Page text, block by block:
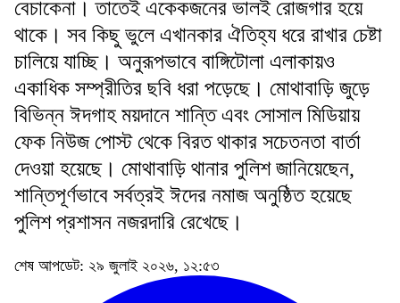
বেচাকেনা। তাতেই একেকজনের ভালই রোজগার হয়ে
থাকে। সব কিছু ভুলে এখানকার ঐতিহ্য ধরে রাখার চেষ্টা
চালিয়ে যাচ্ছি। অনুরূপভাবে বাঙ্গিটোলা এলাকায়ও
একাধিক সম্প্রীতির ছবি ধরা পড়েছে। মোথাবাড়ি জুড়ে
বিভিন্ন ঈদগাহ ময়দানে শান্তি এবং সোসাল মিডিয়ায়
ফেক নিউজ পোস্ট থেকে বিরত থাকার সচেতনতা বার্তা
দেওয়া হয়েছে। মোথাবাড়ি থানার পুলিশ জানিয়েছেন,
শান্তিপূর্ণভাবে সর্বত্রই ঈদের নমাজ অনুষ্ঠিত হয়েছে
পুলিশ প্রশাসন নজরদারি রেখেছে।
শেষ আপডেট: ২৯ জুলাই ২০২৬, ১২:৫৩